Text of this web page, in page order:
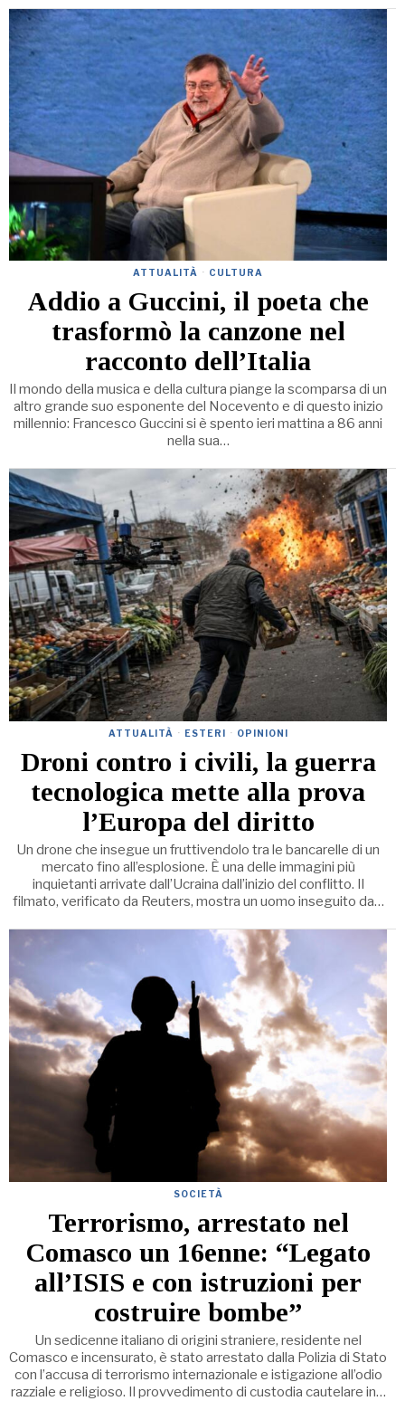
ATTUALITÀ · CULTURA
Addio a Guccini, il poeta che
trasformò la canzone nel
racconto dell’Italia
Il mondo della musica e della cultura piange la scomparsa di un
altro grande suo esponente del Nocevento e di questo inizio
millennio: Francesco Guccini si è spento ieri mattina a 86 anni
nella sua…
ATTUALITÀ · ESTERI · OPINIONI
Droni contro i civili, la guerra
tecnologica mette alla prova
l’Europa del diritto
Un drone che insegue un fruttivendolo tra le bancarelle di un
mercato fino all’esplosione. È una delle immagini più
inquietanti arrivate dall’Ucraina dall’inizio del conflitto. Il
filmato, verificato da Reuters, mostra un uomo inseguito da…
SOCIETÀ
Terrorismo, arrestato nel
Comasco un 16enne: “Legato
all’ISIS e con istruzioni per
costruire bombe”
Un sedicenne italiano di origini straniere, residente nel
Comasco e incensurato, è stato arrestato dalla Polizia di Stato
con l’accusa di terrorismo internazionale e istigazione all’odio
razziale e religioso. Il provvedimento di custodia cautelare in…